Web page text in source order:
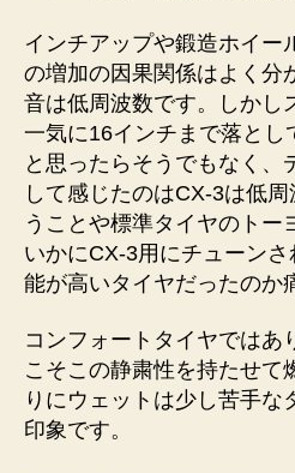
インチアップや鍛造ホイー
の増加の因果関係はよく分
音は低周波数です。しかし
一気に16インチまで落とし
と思ったらそうでもなく、
して感じたのはCX-3は低
うことや標準タイヤのトー
いかにCX-3用にチューン
能が高いタイヤだったのか
コンフォートタイヤではあ
こそこの静粛性を持たせて
りにウェットは少し苦手な
印象です。